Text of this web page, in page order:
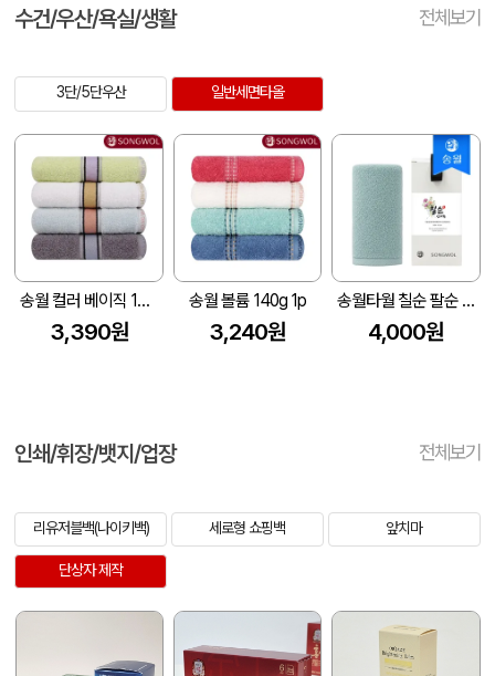
수건/우산/욕실/생활 전체보기
3단/5단우산 일반세면타올
송월 컬러 베이직 130g 1p
3,390원
송월 볼륨 140g 1p
3,240원
송월타월 칠순 팔순 고희 답례품 기프트세트(라이트무지)(전용띠지 포함)
4,000원
인쇄/휘장/뱃지/업장 전체보기
리유저블백(나이키백) 세로형 쇼핑백 앞치마
단상자 제작